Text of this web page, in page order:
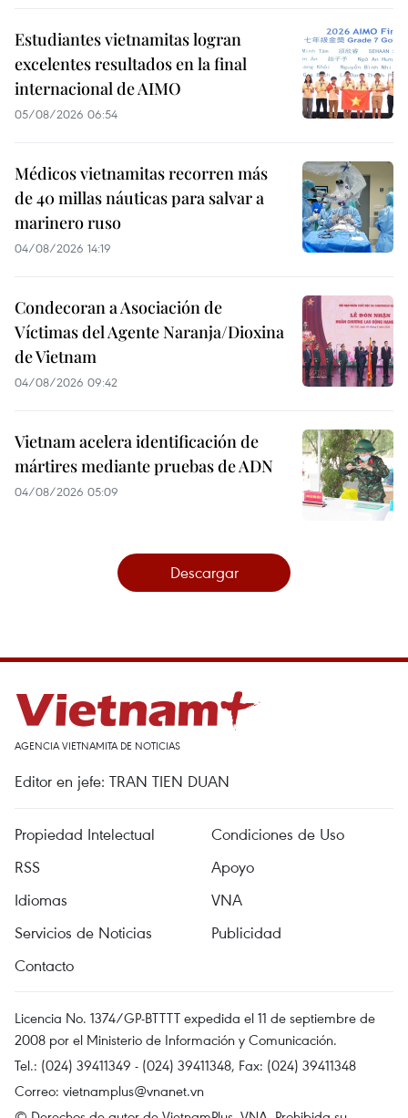
Estudiantes vietnamitas logran
excelentes resultados en la final
internacional de AIMO
05/08/2026 06:54
Médicos vietnamitas recorren más
de 40 millas náuticas para salvar a
marinero ruso
04/08/2026 14:19
Condecoran a Asociación de
Víctimas del Agente Naranja/Dioxina
de Vietnam
04/08/2026 09:42
Vietnam acelera identificación de
mártires mediante pruebas de ADN
04/08/2026 05:09
Descargar
AGENCIA VIETNAMITA DE NOTICIAS
Editor en jefe: TRAN TIEN DUAN
Propiedad Intelectual
Condiciones de Uso
RSS
Apoyo
Idiomas
VNA
Servicios de Noticias
Publicidad
Contacto
Licencia No. 1374/GP-BTTTT expedida el 11 de septiembre de
2008 por el Ministerio de Información y Comunicación.
Tel.: (024) 39411349 - (024) 39411348, Fax: (024) 39411348
Correo: vietnamplus@vnanet.vn